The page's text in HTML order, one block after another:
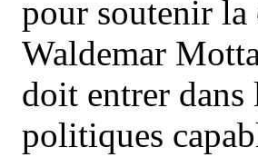
pour soutenir la
Waldemar
doit entrer
politiques